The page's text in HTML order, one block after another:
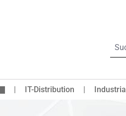
IT-Distribution Industrial